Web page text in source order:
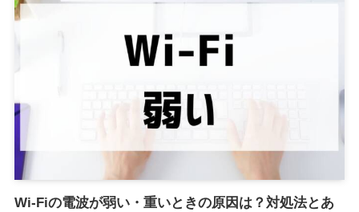
Wi-Fiの電波が弱い・重いときの原因は？対処法とあ